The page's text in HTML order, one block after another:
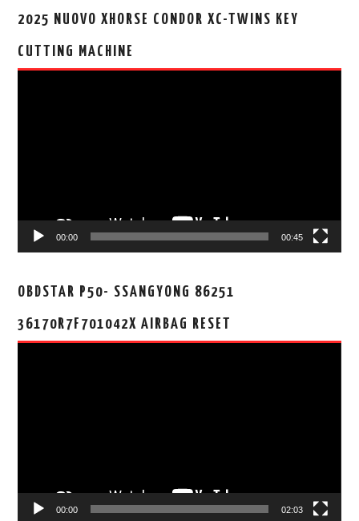
2025 NUOVO XHORSE CONDOR XC-TWINS KEY
CUTTING MACHINE
00:00 00:45
OBDSTAR P50- SSANGYONG 86251
36170R7F701042X AIRBAG RESET
00:00 02:03